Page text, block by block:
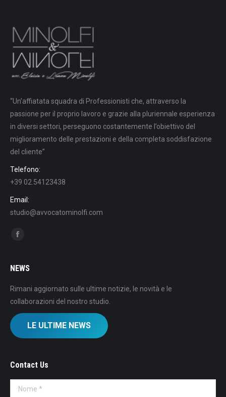
“Un’affiatata squadra di Professionisti che, attraverso la
passione per il proprio lavoro e grazie alla pluriennale esperienza
in diversi settori, perseguono costantemente l’obiettivo del
miglioramento delle prestazioni e della completa soddisfazione
del cliente”
Telefono:
+39 02.54123438
Email:
studio@avvocatominolfi.com
Find us on:
NEWS
Rimani aggiornato sulle ultime notizie, le novità e le
collaborazioni del nostro studio.
LE ULTIME NEWS
Contact Us
Nome *